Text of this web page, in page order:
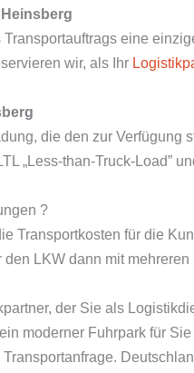
Heinsberg
eine
wir, als Ihr
die den zur Verfügung
„Less-than-Truck-Load”
?
Transportkosten für die
LKW dann mit mehreren
der Sie als
moderner Fuhrpark für